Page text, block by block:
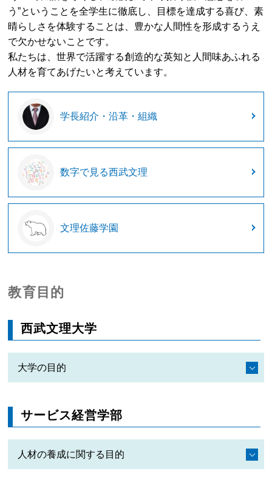
う”ということを全学生に徹底し、
目標を達成する喜び、素
晴らしさを体験することは、豊かな人間性を形成するうえ
で欠かせないことです。
私たちは、世界で活躍する創造的な英知と人間味あふれる
人材を育てあげたいと考えています。
学長紹介・沿革・組織
数字で見る西武文理
文理佐藤学園
教育目的
西武文理大学
大学の目的
サービス経営学部
人材の養成に関する目的